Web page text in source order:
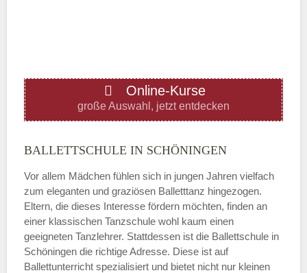
Donnerstag
—
ÖFFNUNGSZEITEN HINZUFÜGEN
Freitag
—
Online-Kurse
große Auswahl, jetzt entdecken
BALLETTSCHULE IN SCHÖNINGEN
Vor allem Mädchen fühlen sich in jungen Jahren vielfach
zum eleganten und graziösen Balletttanz hingezogen.
Eltern, die dieses Interesse fördern möchten, finden an
einer klassischen Tanzschule wohl kaum einen
geeigneten Tanzlehrer. Stattdessen ist die Ballettschule in
Schöningen die richtige Adresse. Diese ist auf
Ballettunterricht spezialisiert und bietet nicht nur kleinen